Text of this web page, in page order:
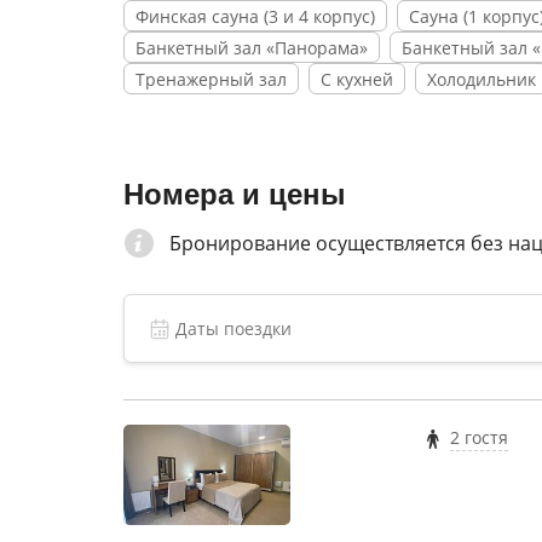
мангалами. Вы сможете насладиться
прогулок на лошадях до игры в мини-гольф
квадроциклами.
свой уголок для отдыха и восстановления
Финская сауна (3 и 4 корпус)
Сауна (1
Банкетный зал «Панорама»
Банкетный зал
Тренажерный зал
С кухней Холодильник
Номера и цены
Бронирование осуществляется без
2 гостя